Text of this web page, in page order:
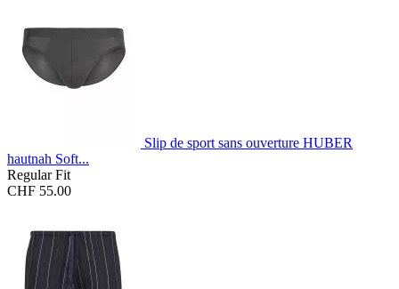
Slip de sport sans ouverture HUBER
hautnah Soft...
Regular Fit
CHF 55.00